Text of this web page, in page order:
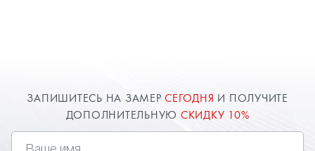
ЗАПИШИТЕСЬ НА ЗАМЕРСЕГОДНЯ И ПОЛУЧИТЕ
ДОПОЛНИТЕЛЬНУЮ СКИДКУ 10%